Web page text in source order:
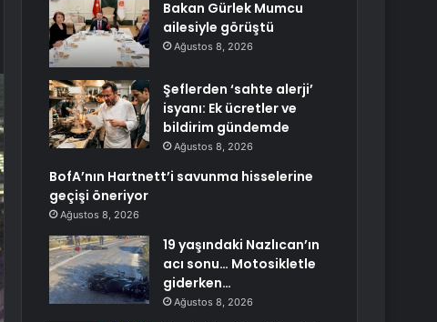
Bakan Gürlek Mumcu
ailesiyle görüştü
Ağustos 8, 2026
Şeflerden ‘sahte alerji’
isyanı: Ek ücretler ve
bildirim gündemde
Ağustos 8, 2026
BofA’nın Hartnett’i savunma hisselerine
geçişi öneriyor
Ağustos 8, 2026
19 yaşındaki Nazlıcan’ın
acı sonu… Motosikletle
giderken…
Ağustos 8, 2026